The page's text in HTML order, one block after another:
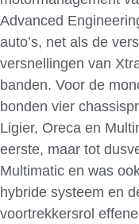
Advanced
auto’s, net als de
versnellingen van
banden. Voor de
bonden vier
Ligier, Oreca en
eerste, maar tot
Multimatic en was
hybride systeem en
voortrekkersrol